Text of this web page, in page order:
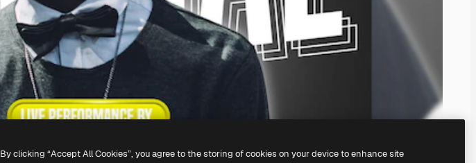
By clicking “Accept All Cookies”, you agree to the storing of cookies on your device to enhance site